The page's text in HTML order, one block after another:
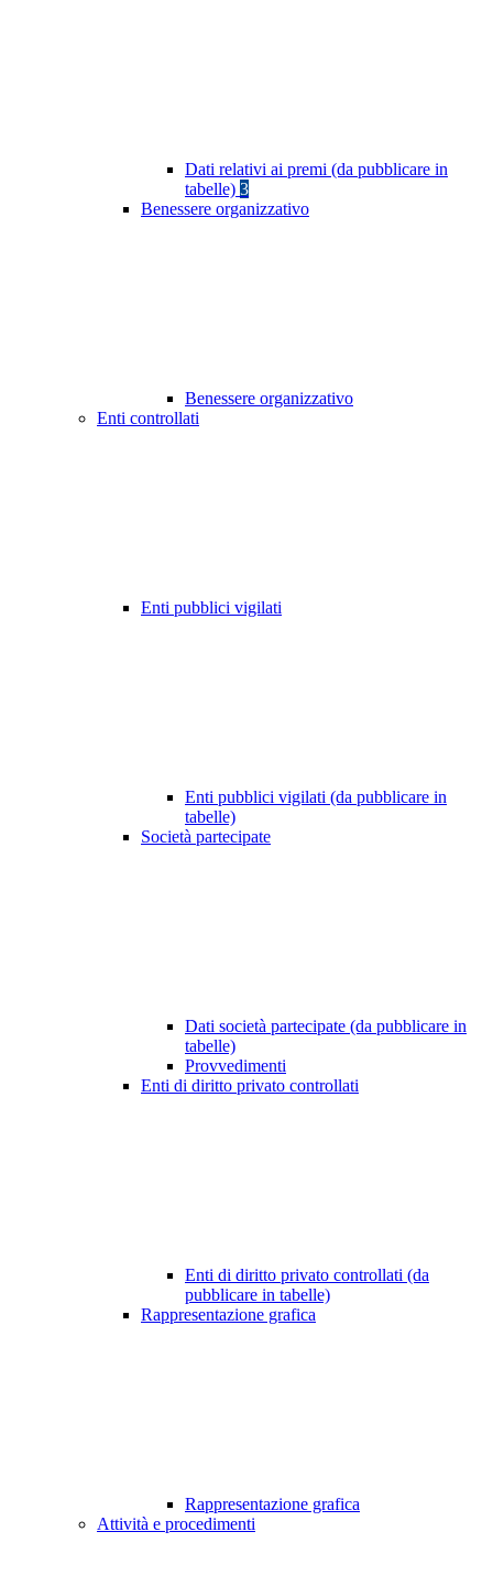
Dati relativi ai premi (da pubblicare in
tabelle) 3
Benessere organizzativo
Benessere organizzativo
Enti controllati
Enti pubblici vigilati
Enti pubblici vigilati (da pubblicare in
tabelle)
Società partecipate
Dati società partecipate (da pubblicare in
tabelle)
Provvedimenti
Enti di diritto privato controllati
Enti di diritto privato controllati (da
pubblicare in tabelle)
Rappresentazione grafica
Rappresentazione grafica
Attività e procedimenti